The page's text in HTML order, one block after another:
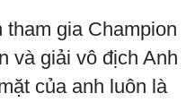
gia Champion
và giải vô địch Anh
của anh luôn là